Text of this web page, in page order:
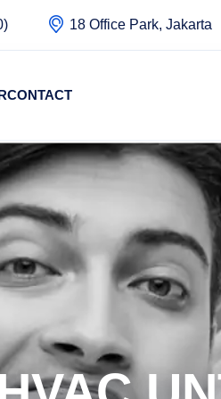
18 Office Park, Jakarta
CONTACT